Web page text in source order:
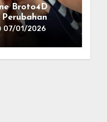
Broto4D
Informasi
07/01/2026